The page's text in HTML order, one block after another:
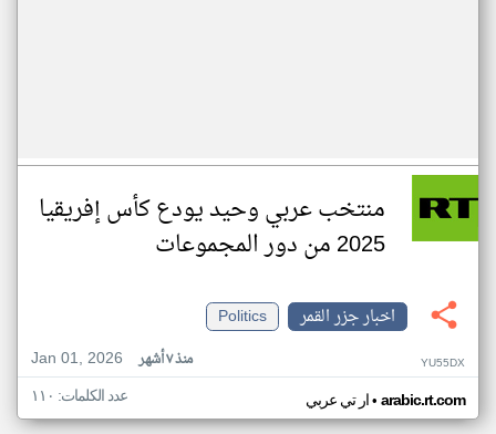
منتخب عربي وحيد يودع كأس إفريقيا
2025 من دور المجموعات
اخبار جزر القمر
Politics
Jan 01, 2026
منذ ٧ أشهر YU55DX
ار تي عربي• arabic.rt.com عدد الكلمات: ١١٠